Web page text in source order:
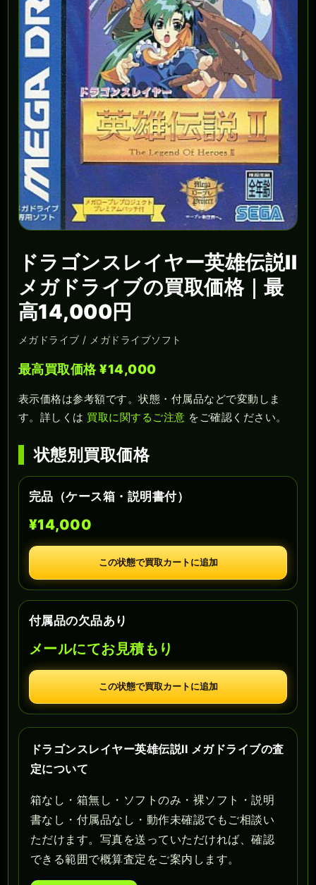
ドラゴンスレイヤー英雄伝説II
メガドライブの買取価格｜最
高14,000円
メガドライブ / メガドライブソフト
最高買取価格 ¥14,000
表示価格は参考額です。状態・付属品などで変動しま
す。詳しくは 買取に関するご注意 をご確認ください。
状態別買取価格
完品（ケース箱・説明書付）
¥14,000
この状態で買取カートに追加
付属品の欠品あり
メールにてお見積もり
この状態で買取カートに追加
ドラゴンスレイヤー英雄伝説II メガドライブの査
定について
箱なし・箱無し・ソフトのみ・裸ソフト・説明
書なし・付属品なし・動作未確認でもご相談い
ただけます。写真を送っていただければ、確認
できる範囲で概算査定をご案内します。